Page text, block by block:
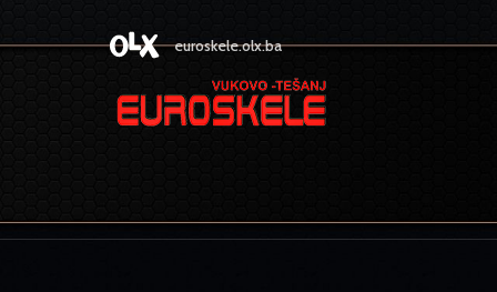
euroskele.olx.ba